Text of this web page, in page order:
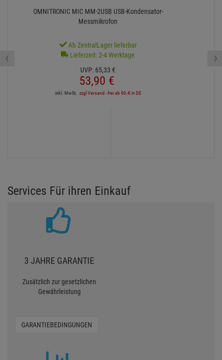
OMNITRONIC MIC MM-2USB USB-Kondensator-
Messmikrofon
Ab ZentralLager lieferbar
Lieferzeit: 2-4 Werktage
UVP: 65,33 €
53,90 €
inkl. MwSt. zzgl Versand - frei ab 90,-€ in DE
‹ ›
Services Für ihren Einkauf
3 JAHRE GARANTIE
Zusätzlich zur gesetzlichen
Gewährleistung
GARANTIEBEDINGUNGEN